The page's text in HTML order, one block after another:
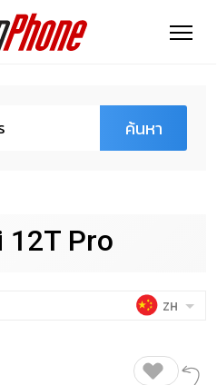
ค้นหา
12T Pro
ZH